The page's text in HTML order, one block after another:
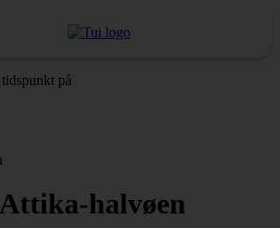
på
halvøen